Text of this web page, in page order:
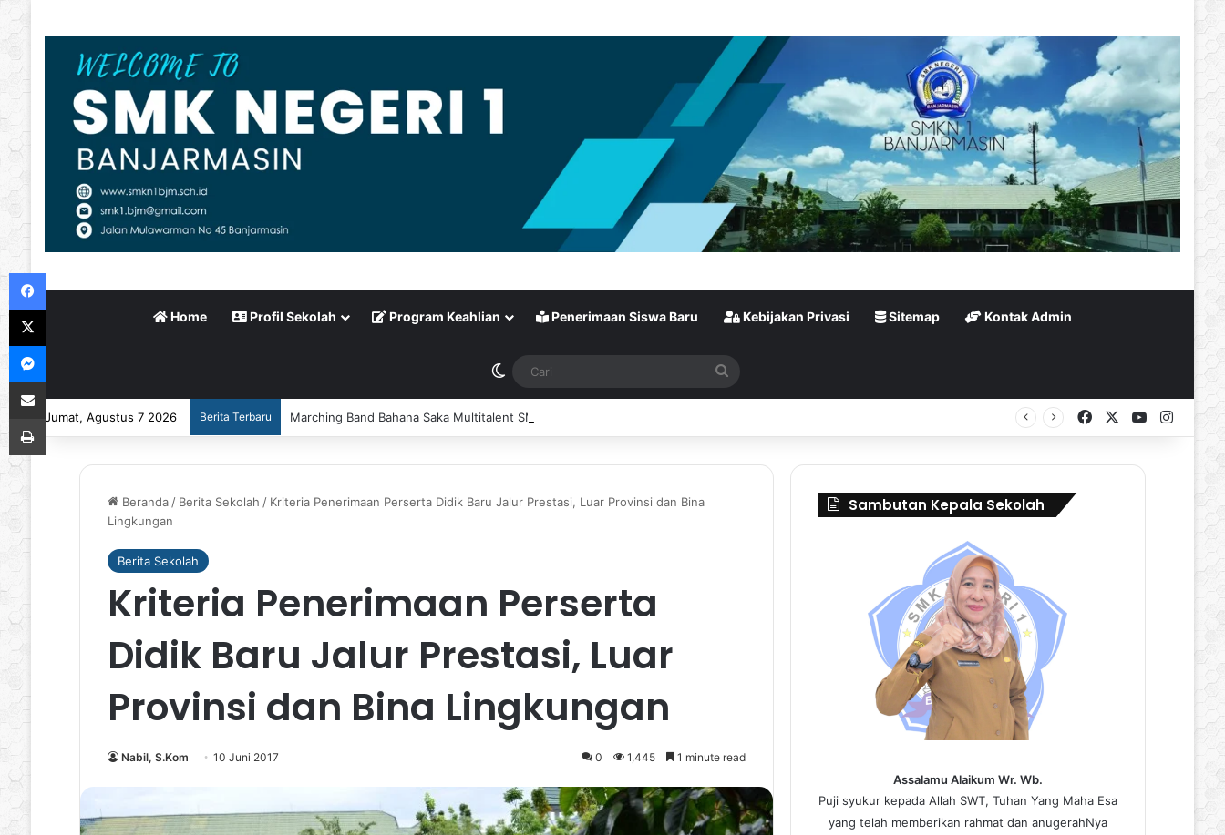
Home Profil Sekolah Program Keahlian Penerimaan Siswa Baru Kebijakan Privasi Sitemap Kontak Admin
Switch skin Cari
Jumat, Agustus 7 2026 Berita Terbaru Marching Band Bahana Saka Multitalent SMK Negeri 1 Banjarmasin Borong Prestasi di Festival Borneo Marching Day 2026 FacebookYouTube
Beranda / Berita Sekolah / Kriteria Penerimaan Perserta Didik Baru Jalur Prestasi, Luar Provinsi dan Bina
Lingkungan
Berita Sekolah
Kriteria Penerimaan Perserta
Didik Baru Jalur Prestasi, Luar
Provinsi dan Bina Lingkungan
Nabil, S.Kom 10 Juni 2017 0 1,445 1 minute read
Sambutan Kepala Sekolah
Assalamu Alaikum Wr. Wb.
Puji syukur kepada Allah SWT, Tuhan Yang Maha Esa
yang telah memberikan rahmat dan anugerahNya
Facebook
X
Messenger
Bagikan via Email
Print